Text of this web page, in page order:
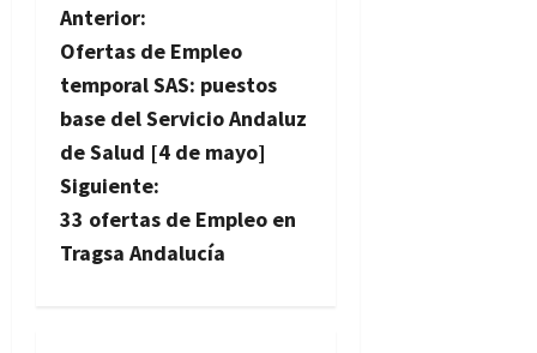
N
a
v
e
g
Anterior:
Ofertas de Empleo
temporal SAS: puestos
base del Servicio Andaluz
de Salud [4 de mayo]
Siguiente:
33 ofertas de Empleo en
Tragsa Andalucía